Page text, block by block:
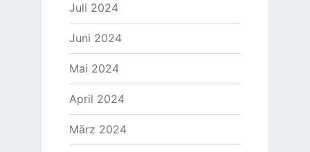
Juli 2024
Juni 2024
Mai 2024
April 2024
März 2024